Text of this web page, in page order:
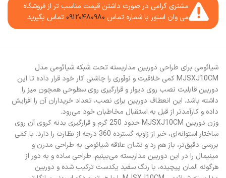
مشتری گرامی در صورت داشتن قیمت مناسب تر از فروشگاه
می وان استور با شماره تماس ۰۹۱۲۰۴۸۰۹۸۰ تماس بگیرید
شیائومی برای طراحی دوربین مداربسته تحت شبکه شیائومی مدل
MJSXJ10CM کمی خلاقیت و نوآوری را چاشنی کار خود قرار داده تا این
دوربین قابلیت نصب روی دیوار و قرارگیری روی سطوحی همچون میز را
داشته باشد. این انعطاف دوربین برای نصب، تعداد خریداران آن را افزایش
داده و کارآمدتر از قبل به استقبال مخاطبان خود می‌رود.
وزن دوربین MJSXJ10CM حدود 250 گرم و قرارگیری بدنه کروی آن روی
ساختار استوانه‌ای، خبر از زاویه گسترده 360 درجه از نظارت را دارد. با کمی
بررسی دقیق‌تر، باز هم رد و نشان علاقه شیائومی به طراحی مدرن و
مینیمال را در این دوربین مداربسته می‌بینیم. طراحی ساده و به دور از
هرگونه المان پیچیده، با رنگ سفید یکدست ترکیب شده و دوربین